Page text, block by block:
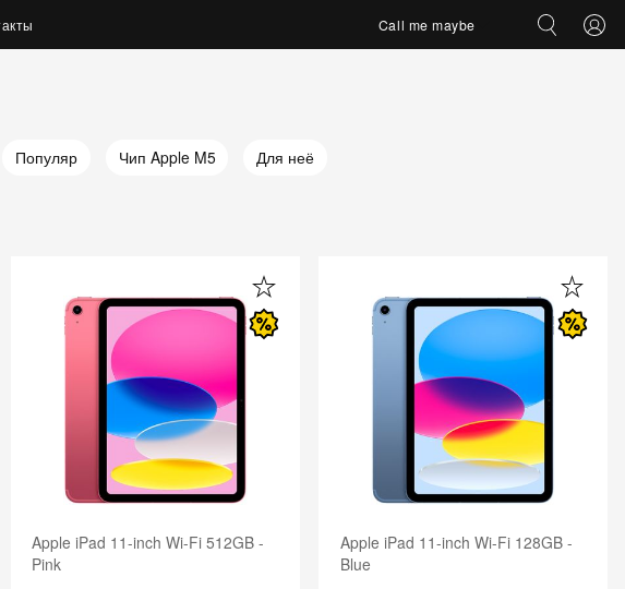
Call me maybe
Популяр Чип Apple M5 Для неё
Apple iPad 11-inch Wi-Fi 512GB -
Pink
Apple iPad 11-inch Wi-Fi 128GB -
Blue